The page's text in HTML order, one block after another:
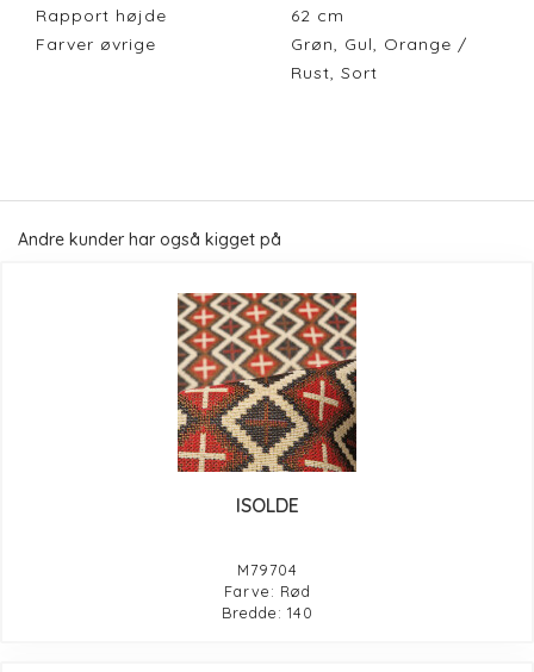
Rapport højde
62 cm
Farver øvrige
Grøn, Gul, Orange /
Rust, Sort
Andre kunder har også kigget på
ISOLDE
M79704
Farve: Rød
Bredde: 140